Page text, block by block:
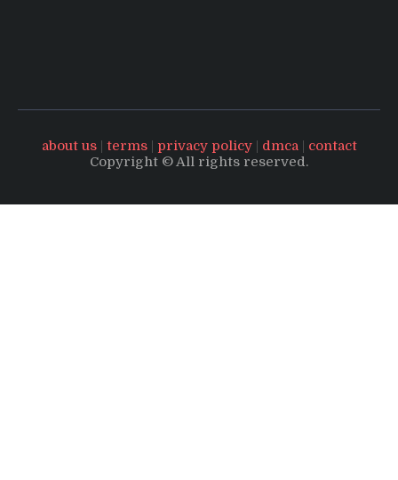
about us| terms| privacy policy| dmca| contact
Copyright © All rights reserved.